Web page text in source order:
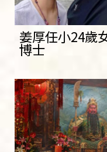
姜厚任小24歲
博士